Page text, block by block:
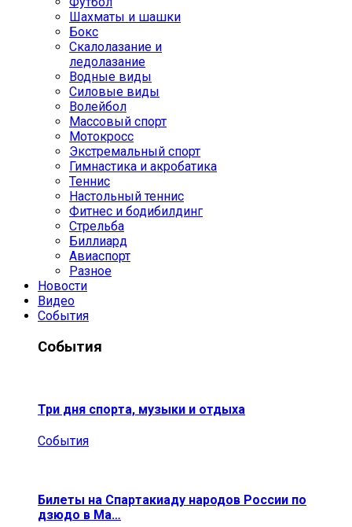
Шахматы и шашки
Бокс
Скалолазание и
ледолазание
Водные виды
Силовые виды
Волейбол
Массовый спорт
Мотокросс
Экстремальный спорт
Гимнастика и акробатика
Теннис
Настольный теннис
Фитнес и бодибилдинг
Стрельба
Биллиард
Авиаспорт
Разное
Новости
Видео
События
События
Три дня спорта, музыки и отдыха
События
Билеты на Спартакиаду народов России по
дзюдо в Ма…